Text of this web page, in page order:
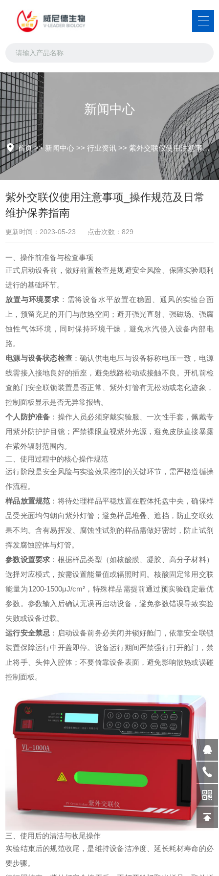
新闻中心
首页>> 新闻中心 >>行业资讯 >>紫外交联仪使用注意事项_操作规范及日常维护保养指南
紫外交联仪使用注意事项_操作规范及日常
维护保养指南
更新时间：2023-05-23 点击次数：829
一、操作前准备与检查事项
正式启动设备前，做好前置检查是规避安全风险、保障实验顺利
进行的基础环节。
放置与环境要求 ：需将设备水平放置在稳固、通风的实验台面
上，预留充足的开门与散热空间；避开强光直射、强磁场、强腐
蚀性气体环境，同时保持环境干燥，避免水汽侵入设备内部电
路。
电源与设备状态检查 ：确认供电电压与设备标称电压一致，电源
线需接入接地良好的插座，避免线路松动或接触不良。开机前检
查舱门安全联锁装置是否正常、紫外灯管有无松动或老化迹象，
控制面板显示是否无异常报错。
个人防护准备 ：操作人员必须穿戴实验服、一次性手套，佩戴专
用紫外防护护目镜；严禁裸眼直视紫外光源，避免皮肤直接暴露
在紫外辐射范围内。
二、使用过程中的核心操作规范
运行阶段是安全风险与实验效果控制的关键环节，需严格遵循操
作流程。
样品放置规范 ：将待处理样品平稳放置在腔体托盘中央，确保样
品受光面均匀朝向紫外灯管；避免样品堆叠、遮挡，防止交联效
果不均。含有易挥发、腐蚀性试剂的样品需做好密封，防止试剂
挥发腐蚀腔体与灯管。
参数设置要求 ：根据样品类型（如核酸膜、凝胶、高分子材料）
选择对应模式，按需设置能量值或辐照时间。核酸固定常用交联
能量为1200-1500μJ/cm²，特殊样品需提前通过预实验确定最优
参数。参数输入后确认无误再启动设备，避免参数错误导致实验
失败或设备过载。
运行安全禁忌 ：启动设备前务必关闭并锁好舱门，依靠安全联锁
装置保障运行中开盖即停。设备运行期间严禁强行打开舱门，禁
止将手、头伸入腔体；不要倚靠设备表面，避免影响散热或误碰
控制面板。
三、使用后的清洁与收尾操作
实验结束后的规范收尾，是维持设备洁净度、延长耗材寿命的必
要步骤。